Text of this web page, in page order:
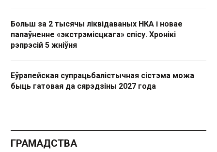
Больш за 2 тысячы ліквідаваных НКА і новае
папаўненне «экстрэмісцкага» спісу. Хронікі
рэпрэсій 5 жніўня
Еўрапейская супрацьбалістычная сістэма можа
быць гатовая да сярэдзіны 2027 года
ГРАМАДСТВА